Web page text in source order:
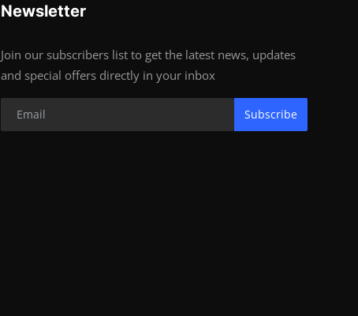
Newsletter
Join our subscribers list to get the latest news, updates
and special offers directly in your inbox
Subscribe